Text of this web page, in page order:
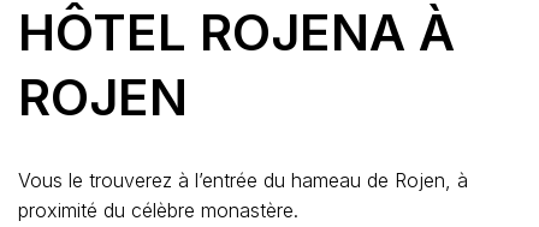
HÔTEL ROJENA À
ROJEN
Vous le trouverez à l’entrée du hameau de Rojen, à
proximité du célèbre monastère.